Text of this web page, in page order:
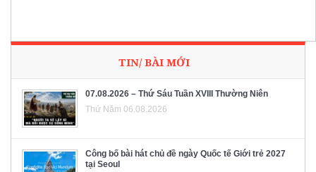
TIN/ BÀI MỚI
07.08.2026 – Thứ Sáu Tuần XVIII Thường Niên
Thứ Năm 06.08.2026
Công bố bài hát chủ đề ngày Quốc tế Giới trẻ 2027
tại Seoul